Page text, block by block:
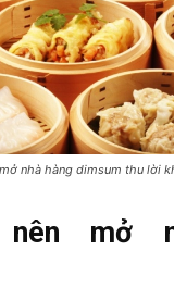
nhà hàng dimsum thu lời
mở